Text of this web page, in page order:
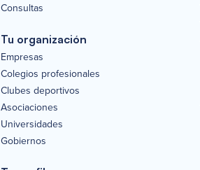
Consultas
Tu organización
Empresas
Colegios profesionales
Clubes deportivos
Asociaciones
Universidades
Gobiernos